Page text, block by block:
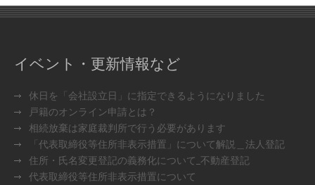
イベント・更新情報など
休日を「会社設立日」に指定できるようになりました
戸籍のオンライン申請とは？
相続放棄は家庭裁判所で行う必要があります
「代表取締役等住所非表示措置」について解説＿法人登記
住所・氏名変更登記の義務化について_不動産登記
代表取締役等住所非表示措置について